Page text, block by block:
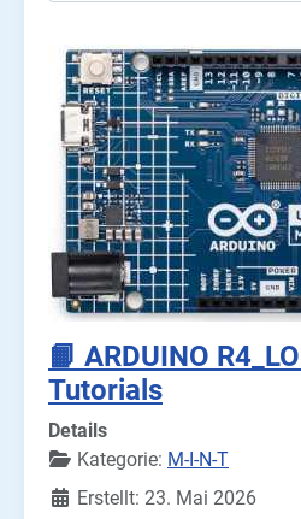
📙 ARDUINO
Tutorials
Details
Kategorie: M-I-N-T
Erstellt: 23. Mai 2026